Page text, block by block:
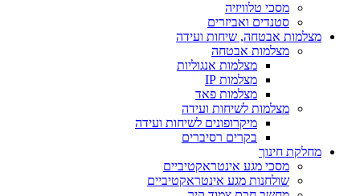
מסכי טלוויזיה
סטנדים ואביזרים
מצלמות אבטחה, שיחות ועידה
מצלמות אבטחה
מצלמות אנגוליות
מצלמות IP
מצלמות פאד
מצלמות לשיחות ועידה
מיקרופונים לשיחות ועידה
בקרים רסיברים
מחלקת חינוך
מסכי מגע אינטראקטיביים
שולחנות מגע אינטראקטיביים